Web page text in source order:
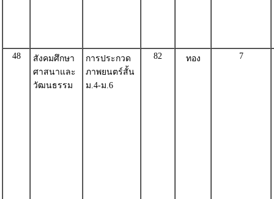
48
สังคมศึกษา
ศาสนาและ
วัฒนธรรม
การประกวด
ภาพยนตร์สั้น
ม.4-ม.6
82 ทอง 7